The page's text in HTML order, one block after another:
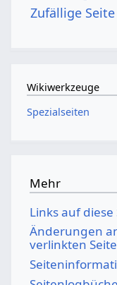
Zufällige Seite
Wikiwerkzeuge
Spezialseiten
Mehr
Links auf diese
Änderungen
verlinkten